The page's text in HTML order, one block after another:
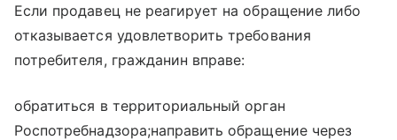
Если продавец не реагирует на обращение либо
отказывается удовлетворить требования
потребителя, гражданин вправе:
обратиться в территориальный орган
Роспотребнадзора;направить обращение через